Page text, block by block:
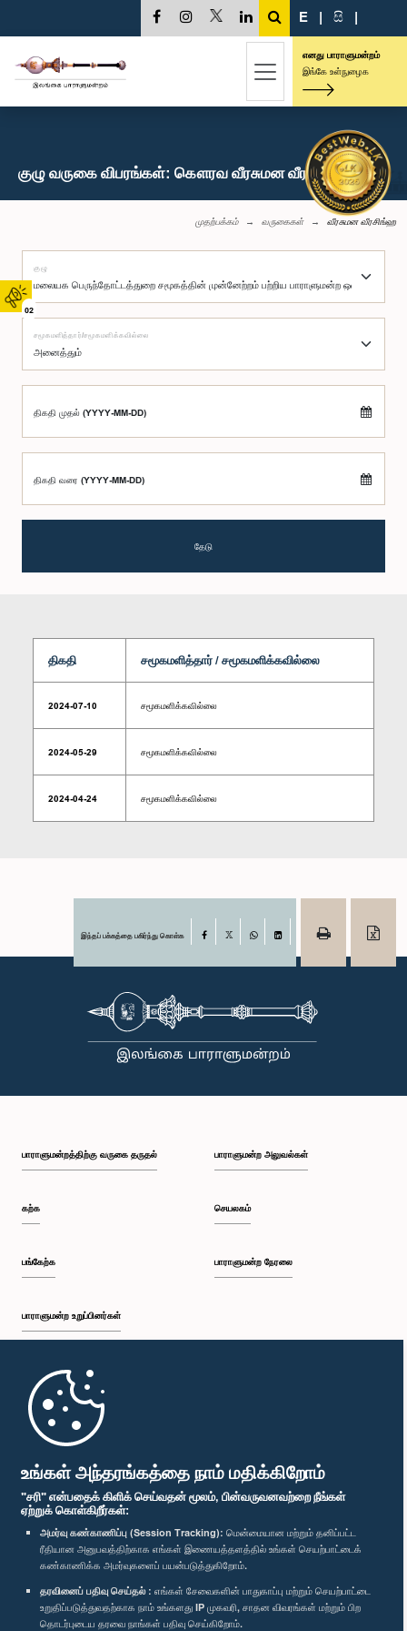
உங்கள் அந்தரங்கத்தை நாம் மதிக்கிறோம்
"சரி" என்பதைக் கிளிக் செய்வதன் மூலம், பின்வருவனவற்றை நீங்கள்
ஏற்றுக் கொள்கிறீர்கள்:
அமர்வு கண்காணிப்பு (Session Tracking): மென்மையான மற்றும் தனிப்பட்ட
ரீதியான அனுபவத்திற்காக எங்கள் இணையத்தளத்தில் உங்கள் செயற்பாட்டைக்
கண்காணிக்க அமர்வுகளைப் பயன்படுத்துகிறோம்.
தரவினைப் பதிவு செய்தல் : எங்கள் சேவைகளின் பாதுகாப்பு மற்றும் செயற்பாட்டை
உறுதிப்படுத்துவதற்காக நாம் உங்களது IP முகவரி, சாதன விவரங்கள் மற்றும் பிற
தொடர்புடைய தரவை நாங்கள் பதிவு செய்கிறோம்.
02
E | සි |
எனது பாராளுமன்றம்
இங்கே உள்நுழைக
குழு வருகை விபரங்கள்: கௌரவ வீரசுமன வீரசிங்ஹ, பா.உ.
முதற்பக்கம் வருகைகள் வீரசுமன வீரசிங்ஹ
குழு
சமூகமளித்தார்/சமூகமளிக்கவில்லை
திகதி முதல் (YYYY-MM-DD)
திகதி வரை (YYYY-MM-DD)
தேடு
திகதி சமூகமளித்தார் / சமூகமளிக்கவில்லை
2024-07-10 சமூகமளிக்கவில்லை
2024-05-29 சமூகமளிக்கவில்லை
2024-04-24 சமூகமளிக்கவில்லை
இந்தப் பக்கத்தை பகிர்ந்து கொள்க Facebook
பாராளுமன்றத்திற்கு வருகை தருதல்
கற்க
பங்கேற்க
பாராளுமன்ற உறுப்பினர்கள்
முதற்பக்கம்
பாராளுமன்ற அலுவல்கள்
செயலகம்
பாராளுமன்ற நேரலை
பாராளுமன்ற கையடக்க செயலி
எம்மை பின்தொடர்க :
விருதுகள்